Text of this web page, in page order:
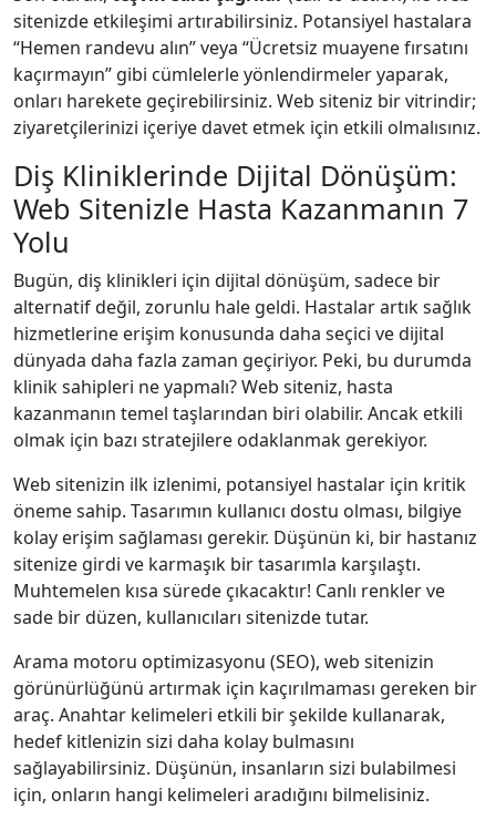
sitenizde etkileşimi artırabilirsiniz. Potansiyel hastalara
“Hemen randevu alın” veya “Ücretsiz muayene fırsatını
kaçırmayın” gibi cümlelerle yönlendirmeler yaparak,
onları harekete geçirebilirsiniz. Web siteniz bir vitrindir;
ziyaretçilerinizi içeriye davet etmek için etkili olmalısınız.
Diş Kliniklerinde Dijital Dönüşüm:
Web Sitenizle Hasta Kazanmanın 7
Yolu
Bugün, diş klinikleri için dijital dönüşüm, sadece bir
alternatif değil, zorunlu hale geldi. Hastalar artık sağlık
hizmetlerine erişim konusunda daha seçici ve dijital
dünyada daha fazla zaman geçiriyor. Peki, bu durumda
klinik sahipleri ne yapmalı? Web siteniz, hasta
kazanmanın temel taşlarından biri olabilir. Ancak etkili
olmak için bazı stratejilere odaklanmak gerekiyor.
Web sitenizin ilk izlenimi, potansiyel hastalar için kritik
öneme sahip. Tasarımın kullanıcı dostu olması, bilgiye
kolay erişim sağlaması gerekir. Düşünün ki, bir hastanız
sitenize girdi ve karmaşık bir tasarımla karşılaştı.
Muhtemelen kısa sürede çıkacaktır! Canlı renkler ve
sade bir düzen, kullanıcıları sitenizde tutar.
Arama motoru optimizasyonu (SEO), web sitenizin
görünürlüğünü artırmak için kaçırılmaması gereken bir
araç. Anahtar kelimeleri etkili bir şekilde kullanarak,
hedef kitlenizin sizi daha kolay bulmasını
sağlayabilirsiniz. Düşünün, insanların sizi bulabilmesi
için, onların hangi kelimeleri aradığını bilmelisiniz.